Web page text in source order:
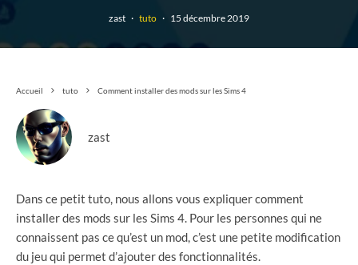
zast · tuto · 15 décembre 2019
Accueil tuto Comment installer des mods sur les Sims 4
zast
Dans ce petit tuto, nous allons vous expliquer comment
installer des mods sur les Sims 4. Pour les personnes qui ne
connaissent pas ce qu’est un mod, c’est une petite modification
du jeu qui permet d’ajouter des fonctionnalités.